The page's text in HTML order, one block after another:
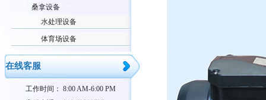
桑拿设备
水处理设备
体育场设备
在线客服
工作时间：
8:00 AM-6:00 PM